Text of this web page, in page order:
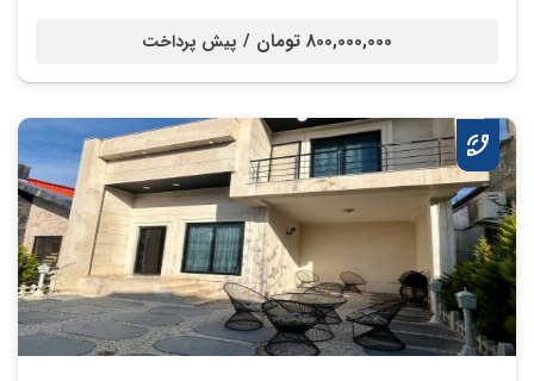
800,000,000 تومان / پیش پرداخت